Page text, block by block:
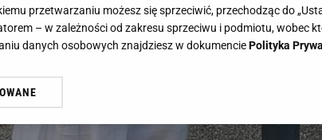
przetwarzaniu możesz się sprzeciwić, przechodząc do
– w zależności od zakresu sprzeciwu i podmiotu, wobec
danych osobowych znajdziesz w dokumenciePolityka
też zgodę na zainstalowanie i przechowywanie plików cookie
narzędzie do zarządzania twoimi preferencjami dot.